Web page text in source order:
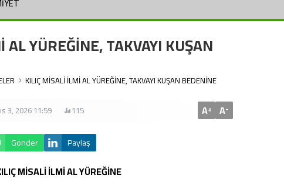
YÜREĞİNE, TAKVAYI KUŞAN
KILIÇ MİSALİ İLMİ AL YÜREĞİNE, TAKVAYI KUŞAN BEDENİNE
3, 2026 11:59 115 A+ A-
Gönder Paylaş
MİSALİ İLMİ AL YÜREĞİNE